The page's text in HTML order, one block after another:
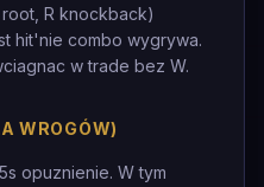
R knockback)
hit'nie combo wygrywa.
w trade bez W.
WROGÓW)
opuznienie. W tym